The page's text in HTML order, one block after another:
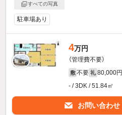
すべての写真
駐車場あり
4万円
（管理費不要）
敷 不要 礼 80,000円
- / 3DK / 51.84㎡
お問い合わせ